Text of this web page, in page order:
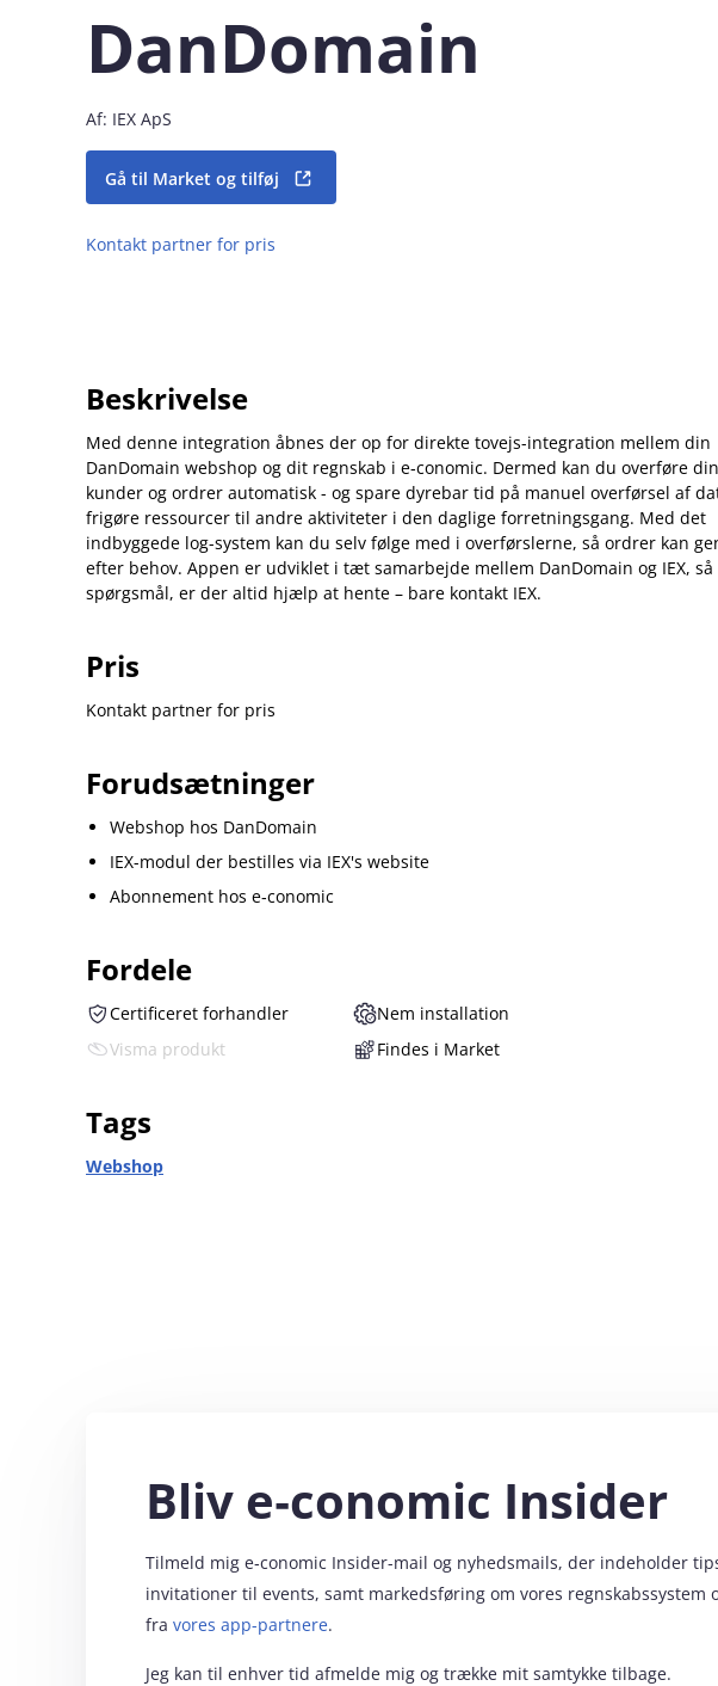
DanDomain
Af: IEX ApS
Gå til Market og tilføj
Kontakt partner for pris
Beskrivelse
Med denne integration åbnes der op for direkte tovejs-integration mellem din
DanDomain webshop og dit regnskab i e‑conomic. Dermed kan du overføre
kunder og ordrer automatisk - og spare dyrebar tid på manuel overførsel af
frigøre ressourcer til andre aktiviteter i den daglige forretningsgang. Med det
indbyggede log-system kan du selv følge med i overførslerne, så ordrer kan
efter behov. Appen er udviklet i tæt samarbejde mellem DanDomain og IEX,
spørgsmål, er der altid hjælp at hente – bare kontakt IEX.
Pris
Kontakt partner for pris
Forudsætninger
Webshop hos DanDomain
IEX-modul der bestilles via IEX's website
Abonnement hos e‑conomic
Fordele
Certificeret forhandler
Nem installation
Visma produkt
Findes i Market
Tags
Webshop
Bliv e‑conomic Insider
Tilmeld mig e‑conomic Insider-mail og nyhedsmails, der indeholder
invitationer til events, samt markedsføring om vores regnskabssystem
fra vores app-partnere.
Jeg kan til enhver tid afmelde mig og trække mit samtykke tilbage.